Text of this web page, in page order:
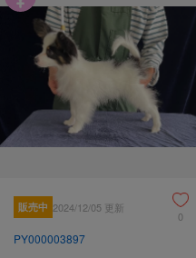
販売中 2024/12/05 更新
0
PY000003897